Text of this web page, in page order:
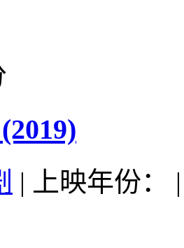
| 上映年份：
|